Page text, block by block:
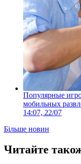
Популярные
мобильных
14:07, 22/07
Більше новин
Читайте